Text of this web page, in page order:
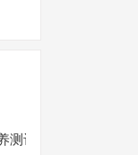
测评卷（考试版A4